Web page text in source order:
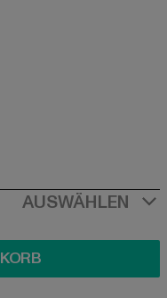
54,99 EUR
AUSWÄHLEN